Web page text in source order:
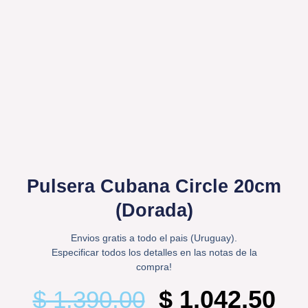
Pulsera Cubana Circle 20cm
(Dorada)
Envios gratis a todo el pais (Uruguay).
Especificar todos los detalles en las notas de la
compra!
$1.390,00 Original
$1.042,50